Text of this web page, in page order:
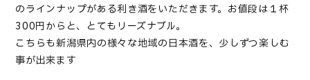
のラインナップがある利き酒をいただきます。お値段は１杯
300円からと、とてもリーズナブル。
こちらも新潟県内の様々な地域の日本酒を、少しずつ楽しむ
事が出来ます